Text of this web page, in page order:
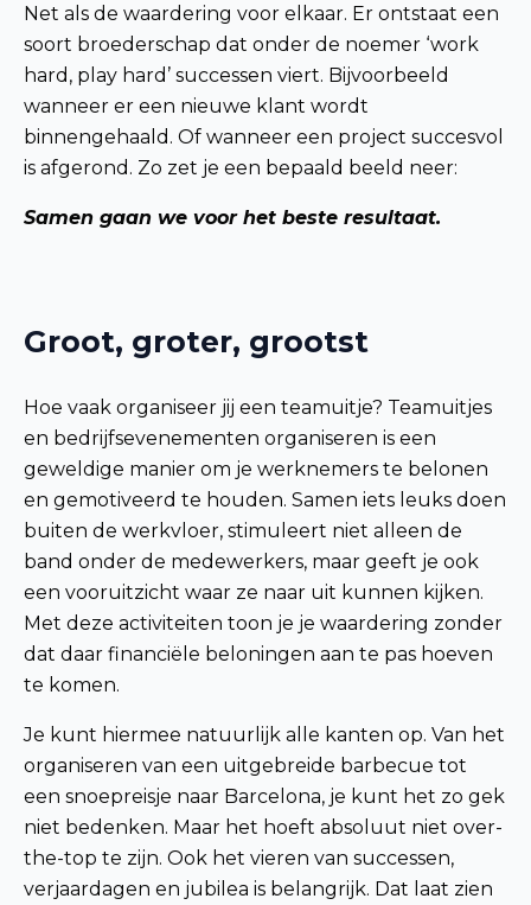
Net als de waardering voor elkaar. Er ontstaat een
soort broederschap dat onder de noemer ‘work
hard, play hard’ successen viert. Bijvoorbeeld
wanneer er een nieuwe klant wordt
binnengehaald. Of wanneer een project succesvol
is afgerond. Zo zet je een bepaald beeld neer:
Samen gaan we voor het beste resultaat.
Groot, groter, grootst
Hoe vaak organiseer jij een teamuitje? Teamuitjes
en bedrijfsevenementen organiseren is een
geweldige manier om je werknemers te belonen
en gemotiveerd te houden. Samen iets leuks doen
buiten de werkvloer, stimuleert niet alleen de
band onder de medewerkers, maar geeft je ook
een vooruitzicht waar ze naar uit kunnen kijken.
Met deze activiteiten toon je je waardering zonder
dat daar financiële beloningen aan te pas hoeven
te komen.
Je kunt hiermee natuurlijk alle kanten op. Van het
organiseren van een uitgebreide barbecue tot
een snoepreisje naar Barcelona, je kunt het zo gek
niet bedenken. Maar het hoeft absoluut niet over-
the-top te zijn. Ook het vieren van successen,
verjaardagen en jubilea is belangrijk. Dat laat zien